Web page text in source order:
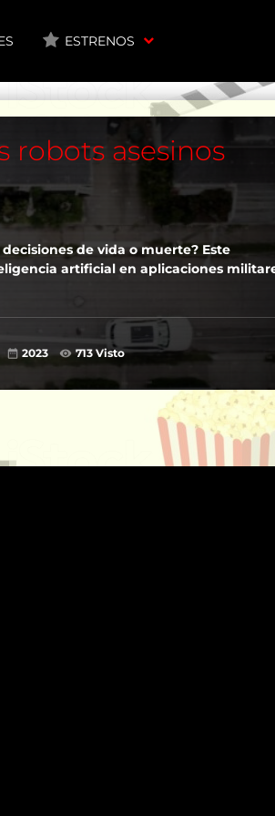
ESTRENOS
robots asesinos
de vida o muerte? Este
artificial en aplicaciones
2023 713 Visto